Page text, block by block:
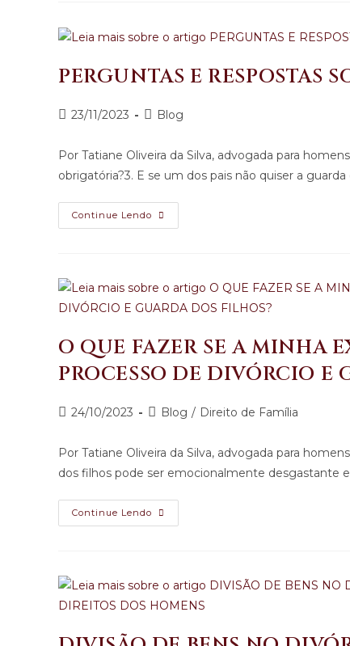
PERGUNTAS E RESPOSTAS
23/11/2023 Blog
Por Tatiane Oliveira da Silva, advogada para
obrigatória?3. E se um dos pais não quiser a
Continue Lendo
O QUE FAZER SE A MINHA
PROCESSO DE DIVÓRCIO E
24/10/2023 Blog / Direito de Família
Por Tatiane Oliveira da Silva, advogada para
dos filhos pode ser emocionalmente desgastante
Continue Lendo